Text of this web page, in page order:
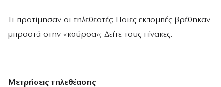
Τι προτίμησαν οι τηλεθεατές; Ποιες εκπομπές βρέθηκαν
μπροστά στην «κούρσα»; Δείτε τους πίνακες.
Μετρήσεις τηλεθέασης